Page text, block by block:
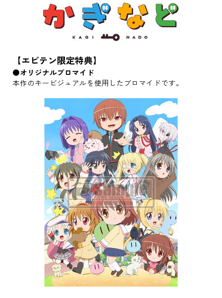
【エビテン限定特典】
●オリジナルブロマイド
本作のキービジュアルを使用したブロマイドです。